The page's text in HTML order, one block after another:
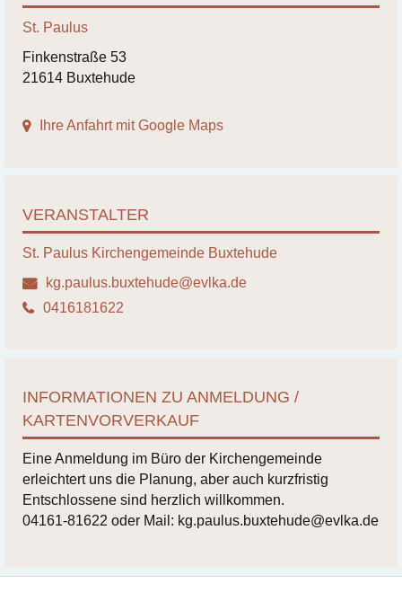
St. Paulus
Finkenstraße 53
21614 Buxtehude
Ihre Anfahrt mit Google Maps
VERANSTALTER
St. Paulus Kirchengemeinde Buxtehude
kg.paulus.buxtehude@evlka.de
0416181622
INFORMATIONEN ZU ANMELDUNG /
KARTENVORVERKAUF
Eine Anmeldung im Büro der Kirchengemeinde
erleichtert uns die Planung, aber auch kurzfristig
Entschlossene sind herzlich willkommen.
04161-81622 oder Mail: kg.paulus.buxtehude@evlka.de